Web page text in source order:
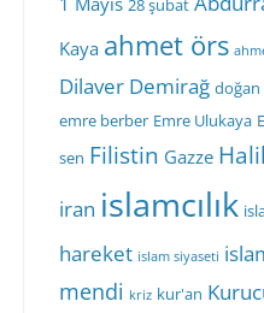
28 şubat
Kaya ahmet örs
Dilaver Demirağ
emre berber Emre Ulukaya
sen Filistin Gazze
iran islamcılık
hareket islam siyaseti
mendi kriz kur'an